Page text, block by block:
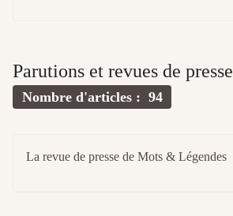
Parutions et revues de presse
Nombre d'articles : 94
La revue de presse de Mots & Légendes